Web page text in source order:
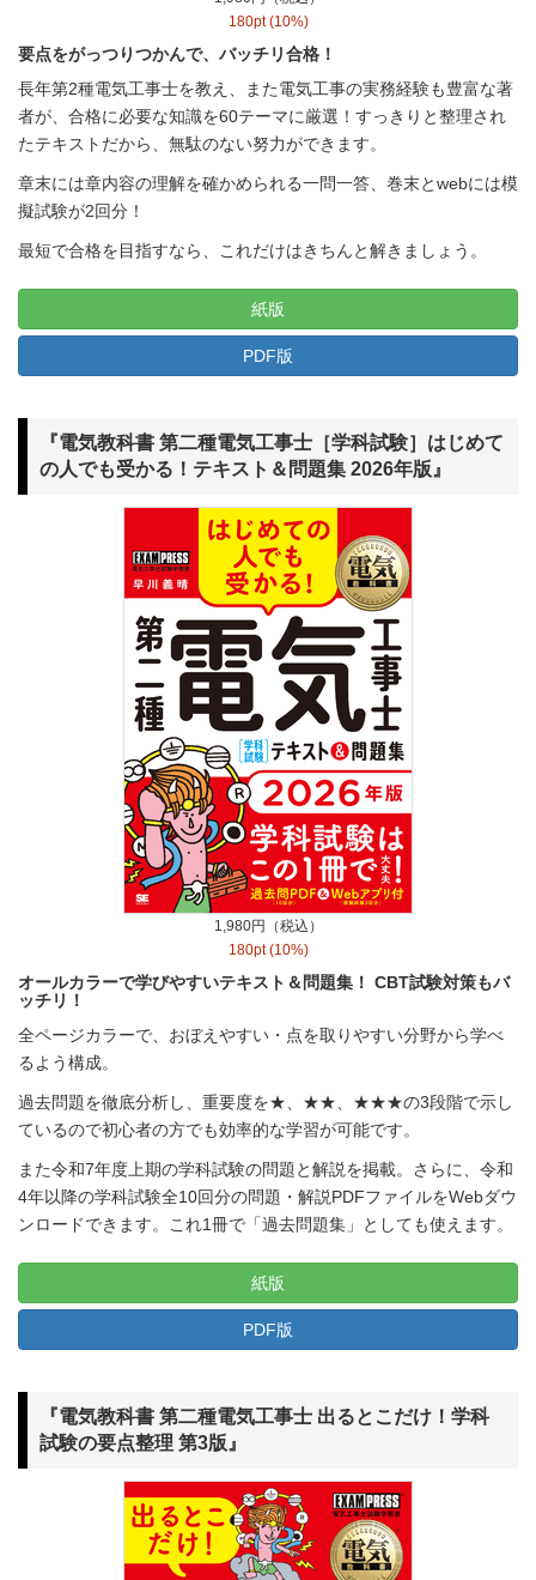
180pt (10%)
要点をがっつりつかんで、バッチリ合格！
長年第2種電気工事士を教え、また電気工事の実務経験も豊富な著
者が、合格に必要な知識を60テーマに厳選！すっきりと整理され
たテキストだから、無駄のない努力ができます。
章末には章内容の理解を確かめられる一問一答、巻末とwebには模
擬試験が2回分！
最短で合格を目指すなら、これだけはきちんと解きましょう。
紙版
PDF版
『電気教科書 第二種電気工事士［学科試験］はじめて
の人でも受かる！テキスト＆問題集 2026年版』
1,980円（税込）
180pt (10%)
オールカラーで学びやすいテキスト＆問題集！ CBT試験対策もバ
ッチリ！
全ページカラーで、おぼえやすい・点を取りやすい分野から学べ
るよう構成。
過去問題を徹底分析し、重要度を★、★★、★★★の3段階で示し
ているので初心者の方でも効率的な学習が可能です。
また令和7年度上期の学科試験の問題と解説を掲載。さらに、令和
4年以降の学科試験全10回分の問題・解説PDFファイルをWebダウ
ンロードできます。これ1冊で「過去問題集」としても使えます。
紙版
PDF版
『電気教科書 第二種電気工事士 出るとこだけ！学科
試験の要点整理 第3版』